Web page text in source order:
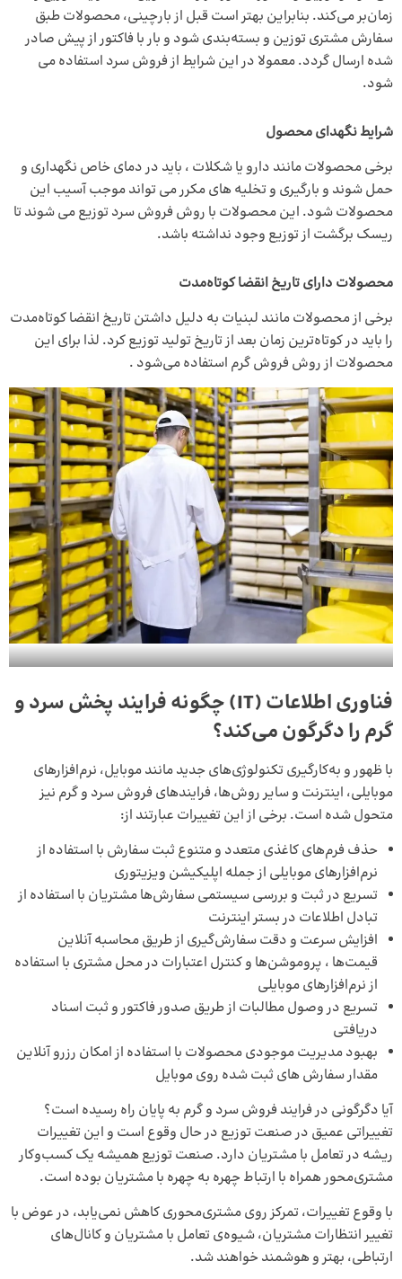
زمان‌بر می‌کند. بنابراین بهتر است قبل از بارچینی، محصولات طبق
سفارش مشتری توزین و بسته‌بندی شود و بار با فاکتور از پیش صادر
شده ارسال گردد. معمولا در این شرایط از فروش سرد استفاده می
شود.
شرایط نگهدای محصول
برخی محصولات مانند دارو یا شکلات ، باید در دمای خاص نگهداری و
حمل شوند و بارگیری و تخلیه های مکرر می تواند موجب آسیب این
محصولات شود. این محصولات با روش فروش سرد توزیع می شوند تا
ریسک برگشت از توزیع وجود نداشته باشد.
محصولات دارای تاریخ انقضا کوتاه‌مدت
برخی از محصولات مانند لبنیات به دلیل داشتن تاریخ انقضا کوتاه‌مدت
را باید در کوتاه‌ترین زمان بعد از تاریخ تولید توزیع کرد. لذا برای این
محصولات از روش فروش گرم استفاده می‌شود .
فناوری اطلاعات (IT) چگونه فرایند پخش سرد و
گرم را دگرگون می‌کند؟
با ظهور و به‌کارگیری تکنولوژی‌های جدید مانند موبایل، نرم‌افزارهای
موبایلی، اینترنت و سایر روش‌ها، فرایندهای فروش سرد و گرم نیز
متحول شده است. برخی از این تغییرات عبارتند از:
حذف فرم‌های کاغذی متعدد و متنوع ثبت سفارش با استفاده از
نرم‌افزارهای موبایلی از جمله اپلیکیشن ویزیتوری
تسریع در ثبت و بررسی سیستمی سفارش‌ها مشتریان با استفاده از
تبادل اطلاعات در بستر اینترنت
افزایش سرعت و دقت سفارش‌گیری از طریق محاسبه آنلاین
قیمت‌ها ، پروموشن‌ها و کنترل اعتبارات در محل مشتری با استفاده
از نرم‌افزارهای موبایلی
تسریع در وصول مطالبات از طریق صدور فاکتور و ثبت اسناد
دریافتی
بهبود مدیریت موجودی محصولات با استفاده از امکان رزرو آنلاین
مقدار سفارش ‌های ثبت شده روی موبایل
آیا دگرگونی در فرایند فروش سرد و گرم به پایان راه رسیده است؟
تغییراتی عمیق در صنعت توزیع در حال وقوع است و این تغییرات
ریشه در تعامل با مشتریان دارد. صنعت توزیع همیشه یک کسب‌وکار
مشتری‌محور همراه با ارتباط چهره به چهره با مشتریان بوده است.
با وقوع تغییرات، تمرکز روی مشتری‌محوری کاهش نمی‌یابد، در عوض با
تغییر انتظارات مشتریان، شیوه‌ی تعامل با مشتریان و کانال‌های
ارتباطی، بهتر و هوشمند خواهند شد.